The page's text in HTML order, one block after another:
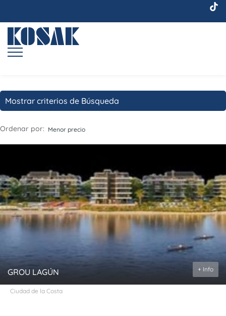
Mostrar criterios de Búsqueda
Ordenar por: Menor precio
GROU LAGÚN + Info
Ciudad de la Costa